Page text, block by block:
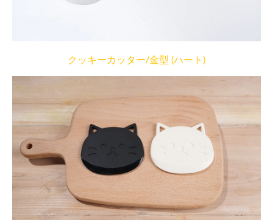
クッキーカッター/金型 (ハート)